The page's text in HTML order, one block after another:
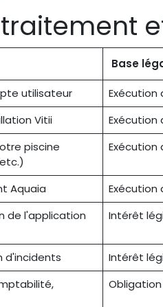
Base
utilisateur
Exécution
Vitii
Exécution
piscine
Exécution
Aquaia
Exécution
de l'application
Intérêt
d'incidents
Intérêt
Obligation